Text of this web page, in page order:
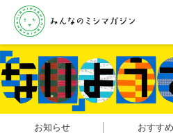
お知らせ おすすめ